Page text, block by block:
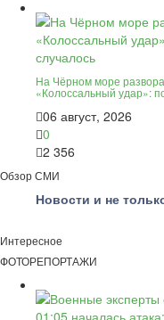
На Чёрном море
«Колоссальный удар»:
06 август, 2026
0
2 356
Обзор СМИ
Новости и не
Интересное
ФОТОРЕПОРТАЖИ